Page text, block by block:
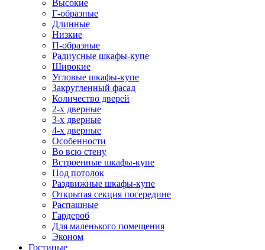
Высокие
Г-образные
Длинные
Низкие
П-образные
Радиусные шкафы-купе
Широкие
Угловые шкафы-купе
Закругленный фасад
Количество дверей
2-х дверные
3-х дверные
4-х дверные
Особенности
Во всю стену
Встроенные шкафы-купе
Под потолок
Раздвижные шкафы-купе
Открытая секция посередине
Распашные
Гардероб
Для маленького помещения
Эконом
Гостиные